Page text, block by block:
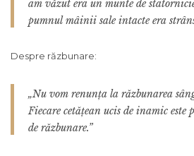
am văzut era un munte de
pumnul mâinii sale intacte era
Despre răzbunare:
„Nu vom renunța la răzbunarea
Fiecare cetățean ucis de inamic
de răzbunare.”